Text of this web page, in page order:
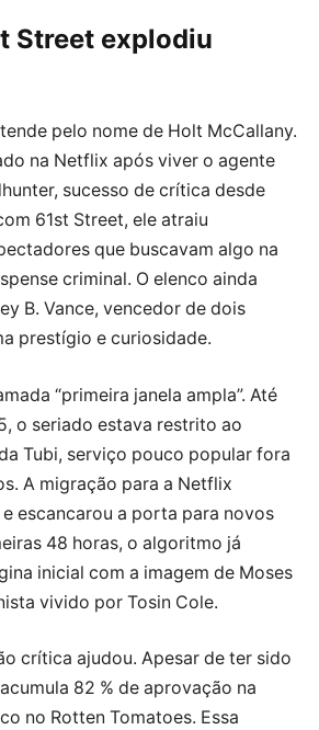
Street explodiu
pelo nome de Holt McCallany.
na Netflix após viver o agente
sucesso de crítica desde
61st Street, ele atraiu
que buscavam algo na
criminal. O elenco ainda
B. Vance, vencedor de dois
prestígio e curiosidade.
“primeira janela ampla”. Até
o seriado estava restrito ao
Tubi, serviço pouco popular fora
A migração para a Netflix
escancarou a porta para novos
48 horas, o algoritmo já
inicial com a imagem de Moses
vivido por Tosin Cole.
crítica ajudou. Apesar de ter sido
82 % de aprovação na
no Rotten Tomatoes. Essa